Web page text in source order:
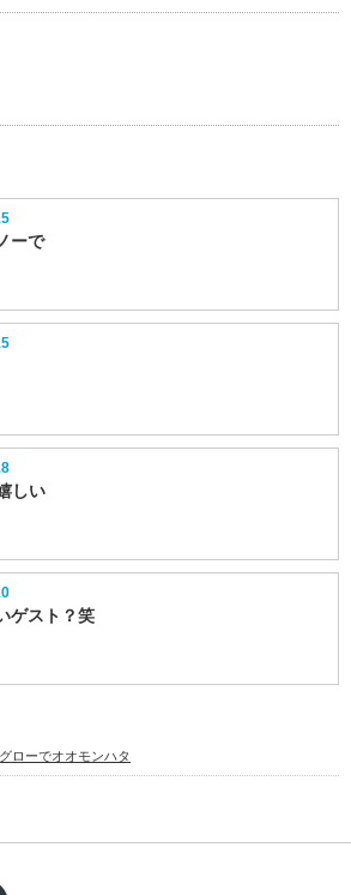
ーで
しい
ゲスト？笑
ローでオオモンハタ